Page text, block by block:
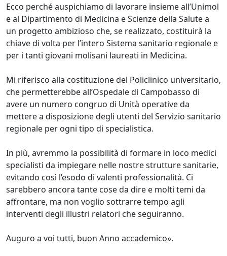
Ecco perché auspichiamo di lavorare insieme all’Unimol
e al Dipartimento di Medicina e Scienze della Salute a
un progetto ambizioso che, se realizzato, costituirà la
chiave di volta per l’intero Sistema sanitario regionale e
per i tanti giovani molisani laureati in Medicina.
Mi riferisco alla costituzione del Policlinico universitario,
che permetterebbe all’Ospedale di Campobasso di
avere un numero congruo di Unità operative da
mettere a disposizione degli utenti del Servizio sanitario
regionale per ogni tipo di specialistica.
In più, avremmo la possibilità di formare in loco medici
specialisti da impiegare nelle nostre strutture sanitarie,
evitando così l’esodo di valenti professionalità. Ci
sarebbero ancora tante cose da dire e molti temi da
affrontare, ma non voglio sottrarre tempo agli
interventi degli illustri relatori che seguiranno.
Auguro a voi tutti, buon Anno accademico».